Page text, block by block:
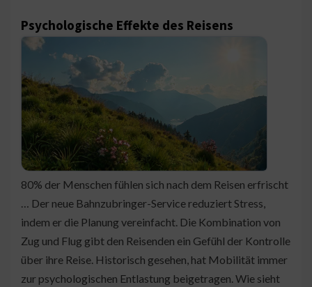
Psychologische Effekte des Reisens
80% der Menschen fühlen sich nach dem Reisen erfrischt
… Der neue Bahnzubringer-Service reduziert Stress,
indem er die Planung vereinfacht. Die Kombination von
Zug und Flug gibt den Reisenden ein Gefühl der Kontrolle
über ihre Reise. Historisch gesehen, hat Mobilität immer
zur psychologischen Entlastung beigetragen. Wie sieht